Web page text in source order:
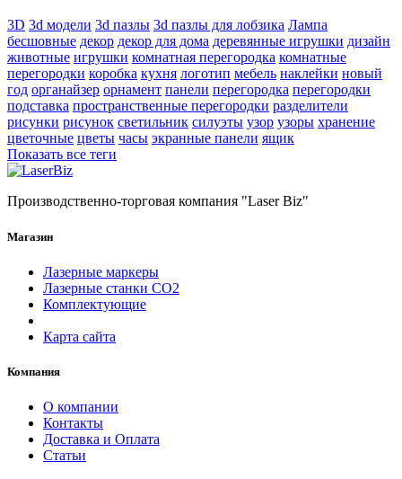
3D 3d модели 3d пазлы 3d пазлы для лобзика Лампа
бесшовные декор декор для дома деревянные игрушки дизайн
животные игрушки комнатная перегородка комнатные
перегородки коробка кухня логотип мебель наклейки новый
год органайзер орнамент панели перегородка перегородки
подставка пространственные перегородки разделители
рисунки рисунок светильник силуэты узор узоры хранение
цветочные цветы часы экранные панели ящик
Показать все теги
Производственно-торговая компания "Laser Biz"
Магазин
Лазерные маркеры
Лазерные станки СО2
Комплектующие
Карта сайта
Компания
О компании
Контакты
Доставка и Оплата
Статьи